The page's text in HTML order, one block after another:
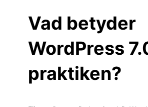
Vad betyder
WordPress
praktiken?